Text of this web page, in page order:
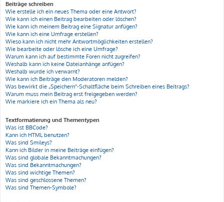
Beiträge schreiben
Wie erstelle ich ein neues Thema oder eine Antwort?
Wie kann ich einen Beitrag bearbeiten oder löschen?
Wie kann ich meinem Beitrag eine Signatur anfügen?
Wie kann ich eine Umfrage erstellen?
Wieso kann ich nicht mehr Antwortmöglichkeiten erstellen?
Wie bearbeite oder lösche ich eine Umfrage?
Warum kann ich auf bestimmte Foren nicht zugreifen?
Weshalb kann ich keine Dateianhänge anfügen?
Weshalb wurde ich verwarnt?
Wie kann ich Beiträge den Moderatoren melden?
Was bewirkt die „Speichern“-Schaltfläche beim Schreiben eines Beitrags?
Warum muss mein Beitrag erst freigegeben werden?
Wie markiere ich ein Thema als neu?
Textformatierung und Thementypen
Was ist BBCode?
Kann ich HTML benutzen?
Was sind Smileys?
Kann ich Bilder in meine Beiträge einfügen?
Was sind globale Bekanntmachungen?
Was sind Bekanntmachungen?
Was sind wichtige Themen?
Was sind geschlossene Themen?
Was sind Themen-Symbole?